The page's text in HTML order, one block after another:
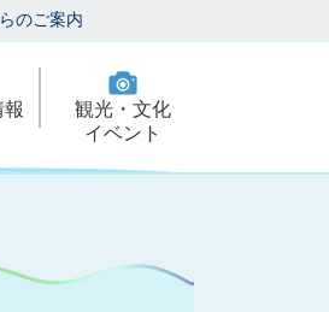
のご案内
観光・文化
イベント